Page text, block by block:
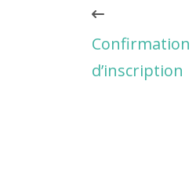
Confirmation
d’inscription